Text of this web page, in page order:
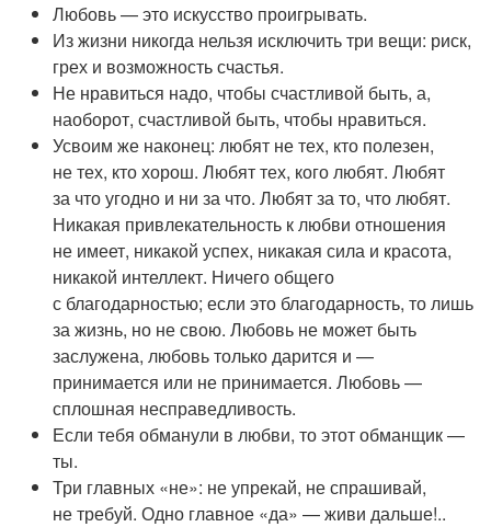
Любовь — это искусство проигрывать.
Из жизни никогда нельзя исключить три вещи: риск,
грех и возможность счастья.
Не нравиться надо, чтобы счастливой быть, а,
наоборот, счастливой быть, чтобы нравиться.
Усвоим же наконец: любят не тех, кто полезен,
не тех, кто хорош. Любят тех, кого любят. Любят
за что угодно и ни за что. Любят за то, что любят.
Никакая привлекательность к любви отношения
не имеет, никакой успех, никакая сила и красота,
никакой интеллект. Ничего общего
с благодарностью; если это благодарность, то лишь
за жизнь, но не свою. Любовь не может быть
заслужена, любовь только дарится и —
принимается или не принимается. Любовь —
сплошная несправедливость.
Если тебя обманули в любви, то этот обманщик —
ты.
Три главных «не»: не упрекай, не спрашивай,
не требуй. Одно главное «да» — живи дальше!..